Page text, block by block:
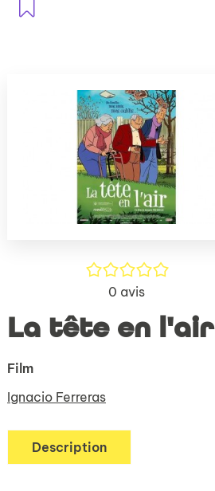
/5
0 avis
La tête en l'air
Film
Ignacio Ferreras
Description